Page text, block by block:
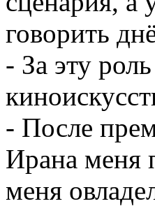
говорить
- За эту
- После
Ирана меня
меня